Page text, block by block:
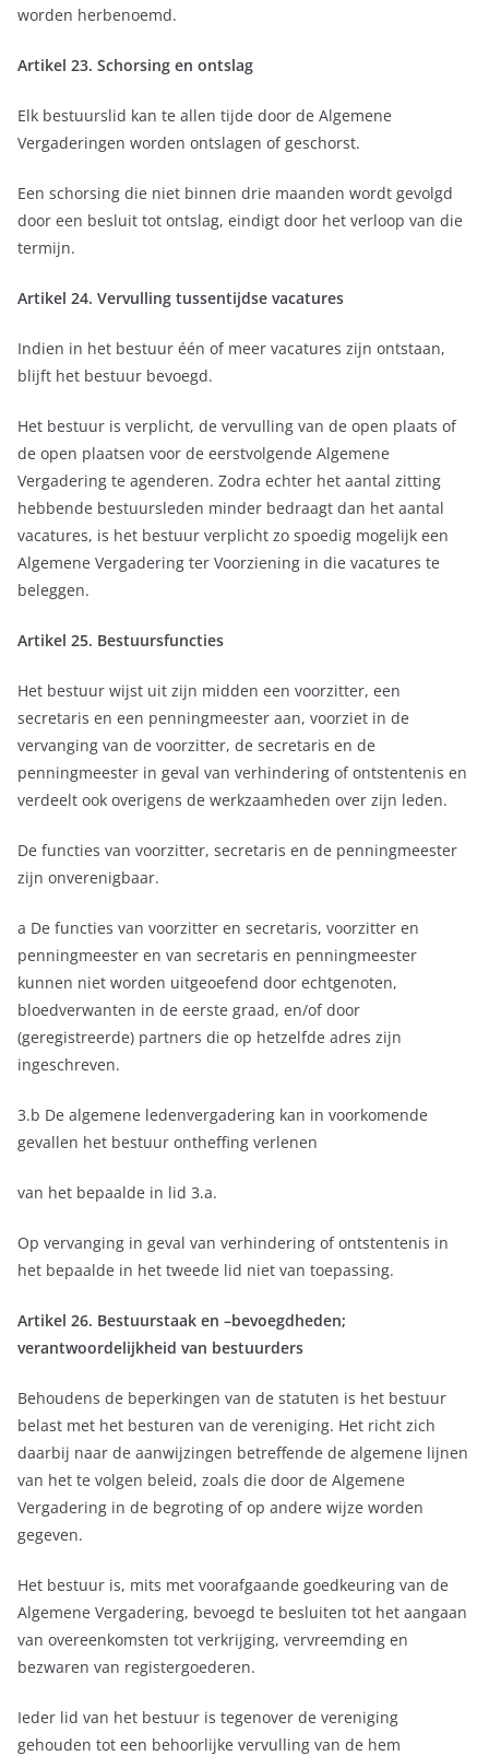
worden herbenoemd.
Artikel 23. Schorsing en ontslag
Elk bestuurslid kan te allen tijde door de Algemene
Vergaderingen worden ontslagen of geschorst.
Een schorsing die niet binnen drie maanden wordt gevolgd
door een besluit tot ontslag, eindigt door het verloop van die
termijn.
Artikel 24. Vervulling tussentijdse vacatures
Indien in het bestuur één of meer vacatures zijn ontstaan,
blijft het bestuur bevoegd.
Het bestuur is verplicht, de vervulling van de open plaats of
de open plaatsen voor de eerstvolgende Algemene
Vergadering te agenderen. Zodra echter het aantal zitting
hebbende bestuursleden minder bedraagt dan het aantal
vacatures, is het bestuur verplicht zo spoedig mogelijk een
Algemene Vergadering ter Voorziening in die vacatures te
beleggen.
Artikel 25. Bestuursfuncties
Het bestuur wijst uit zijn midden een voorzitter, een
secretaris en een penningmeester aan, voorziet in de
vervanging van de voorzitter, de secretaris en de
penningmeester in geval van verhindering of ontstentenis en
verdeelt ook overigens de werkzaamheden over zijn leden.
De functies van voorzitter, secretaris en de penningmeester
zijn onverenigbaar.
a De functies van voorzitter en secretaris, voorzitter en
penningmeester en van secretaris en penningmeester
kunnen niet worden uitgeoefend door echtgenoten,
bloedverwanten in de eerste graad, en/of door
(geregistreerde) partners die op hetzelfde adres zijn
ingeschreven.
3.b De algemene ledenvergadering kan in voorkomende
gevallen het bestuur ontheffing verlenen
van het bepaalde in lid 3.a.
Op vervanging in geval van verhindering of ontstentenis in
het bepaalde in het tweede lid niet van toepassing.
Artikel 26. Bestuurstaak en –bevoegdheden;
verantwoordelijkheid van bestuurders
Behoudens de beperkingen van de statuten is het bestuur
belast met het besturen van de vereniging. Het richt zich
daarbij naar de aanwijzingen betreffende de algemene lijnen
van het te volgen beleid, zoals die door de Algemene
Vergadering in de begroting of op andere wijze worden
gegeven.
Het bestuur is, mits met voorafgaande goedkeuring van de
Algemene Vergadering, bevoegd te besluiten tot het aangaan
van overeenkomsten tot verkrijging, vervreemding en
bezwaren van registergoederen.
Ieder lid van het bestuur is tegenover de vereniging
gehouden tot een behoorlijke vervulling van de hem